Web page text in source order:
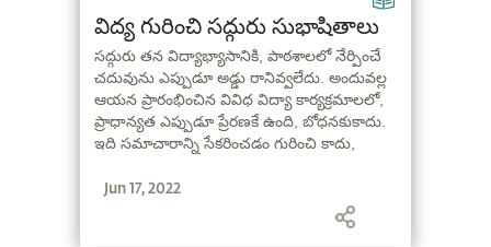
విద్య గురించి సద్గురు సుభాషితాలు
సద్గురు తన విద్యాభ్యాసానికి, పాఠశాలలో నేర్పించే
చదువును ఎప్పుడూ అడ్డు రానివ్వలేదు. అందువల్ల
ఆయన ప్రారంభించిన వివిధ విద్యా కార్యక్రమాలలో,
ప్రాధాన్యత ఎప్పుడూ ప్రేరణకే ఉంది, బోధనకుకాదు.
ఇది సమాచారాన్ని సేకరించడం గురించి కాదు,
ఆయన పంచుకున్న కొన్ని మంచి మాటలు మీకోసం.
Jun 17, 2022